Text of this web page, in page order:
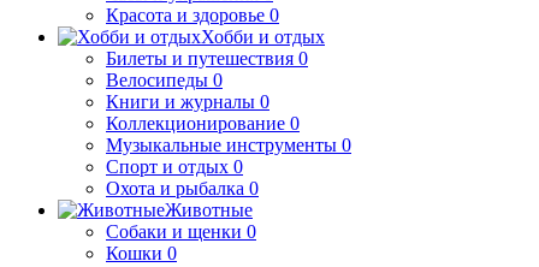
Красота и здоровье 0
Хобби и отдых
Билеты и путешествия 0
Велосипеды 0
Книги и журналы 0
Коллекционирование 0
Музыкальные инструменты 0
Спорт и отдых 0
Охота и рыбалка 0
Животные
Собаки и щенки 0
Кошки 0